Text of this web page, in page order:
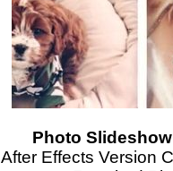
Photo
After Effects Version